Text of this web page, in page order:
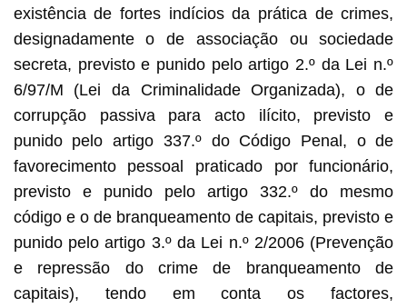
existência de fortes indícios da prática de crimes,
designadamente o de associação ou sociedade
secreta, previsto e punido pelo artigo 2.º da Lei n.º
6/97/M (Lei da Criminalidade Organizada), o de
corrupção passiva para acto ilícito, previsto e
punido pelo artigo 337.º do Código Penal, o de
favorecimento pessoal praticado por funcionário,
previsto e punido pelo artigo 332.º do mesmo
código e o de branqueamento de capitais, previsto e
punido pelo artigo 3.º da Lei n.º 2/2006 (Prevenção
e repressão do crime de branqueamento de
capitais), tendo em conta os factores,